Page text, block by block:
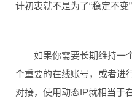
计初衷就不是为了“稳定不变”
如果你需要长期维持一
个重要的在线账号，或者进
对接，使用动态IP就相当于